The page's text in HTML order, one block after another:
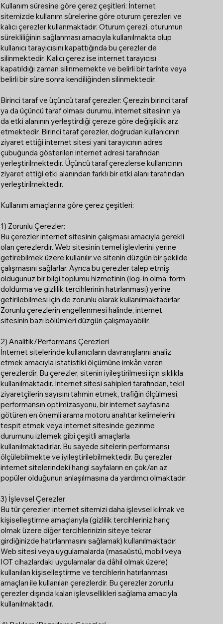
Kullanım süresine göre çerez çeşitleri: İnternet
sitemizde kullanım sürelerine göre oturum çerezleri ve
kalıcı çerezler kullanmaktadır. Oturum çerezi, oturumun
sürekliliğinin sağlanması amacıyla kullanılmakta olup
kullanıcı tarayıcısını kapattığında bu çerezler de
silinmektedir. Kalıcı çerez ise internet tarayıcısı
kapatıldığı zaman silinmemekte ve belirli bir tarihte veya
belirli bir süre sonra kendiliğinden silinmektedir.
Birinci taraf ve üçüncü taraf çerezler: Çerezin birinci taraf
ya da üçüncü taraf olması durumu, internet sitesinin ya
da etki alanının yerleştirdiği çereze göre değişiklik arz
etmektedir. Birinci taraf çerezler, doğrudan kullanıcının
ziyaret ettiği internet sitesi yani tarayıcının adres
çubuğunda gösterilen internet adresi tarafından
yerleştirilmektedir. Üçüncü taraf çerezlerse kullanıcının
ziyaret ettiği etki alanından farklı bir etki alanı tarafından
yerleştirilmektedir.
Kullanım amaçlarına göre çerez çeşitleri:
1) Zorunlu Çerezler:
Bu çerezler internet sitesinin çalışması amacıyla gerekli
olan çerezlerdir. Web sitesinin temel işlevlerini yerine
getirebilmek üzere kullanılır ve sitenin düzgün bir şekilde
çalışmasını sağlarlar. Ayrıca bu çerezler talep etmiş
olduğunuz bir bilgi toplumu hizmetinin (log-in olma, form
doldurma ve gizlilik tercihlerinin hatırlanması) yerine
getirilebilmesi için de zorunlu olarak kullanılmaktadırlar.
Zorunlu çerezlerin engellenmesi halinde, internet
sitesinin bazı bölümleri düzgün çalışmayabilir.
2) Analitik/Performans Çerezleri
İnternet sitelerinde kullanıcıların davranışlarını analiz
etmek amacıyla istatistiki ölçümüne imkân veren
çerezlerdir. Bu çerezler, sitenin iyileştirilmesi için sıklıkla
kullanılmaktadır. İnternet sitesi sahipleri tarafından, tekil
ziyaretçilerin sayısını tahmin etmek, trafiğin ölçülmesi,
performansın optimizasyonu, bir internet sayfasına
götüren en önemli arama motoru anahtar kelimelerini
tespit etmek veya internet sitesinde gezinme
durumunu izlemek gibi çeşitli amaçlarla
kullanılmaktadırlar. Bu sayede sitelerin performansı
ölçülebilmekte ve iyileştirilebilmektedir. Bu çerezler
internet sitelerindeki hangi sayfaların en çok/an az
popüler olduğunun anlaşılmasına da yardımcı olmaktadır.
3) İşlevsel Çerezler
Bu tür çerezler, internet sitemizi daha işlevsel kılmak ve
kişiselleştirme amaçlarıyla (gizlilik tercihleriniz hariç
olmak üzere diğer tercihlerinizin siteye tekrar
girdiğinizde hatırlanmasını sağlamak) kullanılmaktadır.
Web sitesi veya uygulamalarda (masaüstü, mobil veya
IOT cihazlardaki uygulamalar da dâhil olmak üzere)
kullanılan kişiselleştirme ve tercihlerin hatırlanması
amaçları ile kullanılan çerezlerdir. Bu çerezler zorunlu
çerezler dışında kalan işlevsellikleri sağlama amacıyla
kullanılmaktadır.